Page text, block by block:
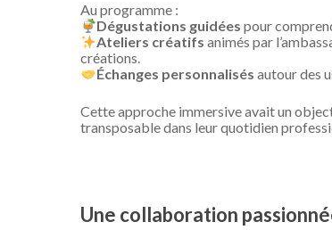
Au programme :
Dégustations guidées pour
Ateliers créatifs animés par
créations.
Échanges personnalisés autour des
Cette approche immersive avait un
transposable dans leur quotidien
Une collaboration